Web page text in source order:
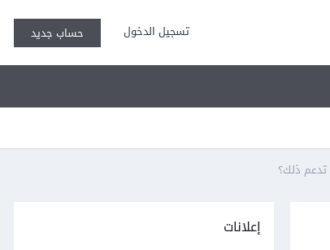
تسجيل الدخول حساب جديد
إعلانات